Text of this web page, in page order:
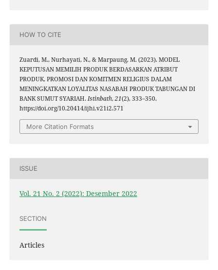
HOW TO CITE
Zuardi, M., Nurhayati, N., & Marpaung, M. (2023). MODEL
KEPUTUSAN MEMILIH PRODUK BERDASARKAN ATRIBUT
PRODUK, PROMOSI DAN KOMITMEN RELIGIUS DALAM
MENINGKATKAN LOYALITAS NASABAH PRODUK TABUNGAN DI
BANK SUMUT SYARIAH.Istinbath,21(2), 333–350.
https://doi.org/10.20414/ijhi.v21i2.571
More Citation Formats
ISSUE
Vol. 21 No. 2 (2022): Desember 2022
SECTION
Articles